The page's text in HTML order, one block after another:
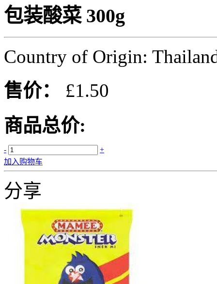
包装酸菜 300g
Country of Origin:
售价：
£1.50
商品总价:
-
+
加入购物车
分享